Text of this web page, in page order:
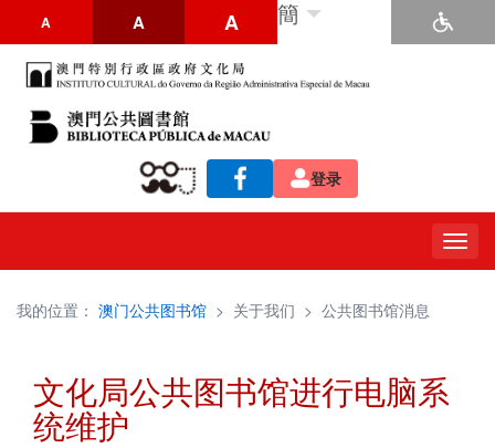
A A A 簡
登录
我的位置： 澳门公共图书馆 > 关于我们 > 公共图书馆消息
文化局公共图书馆进行电脑系
统维护